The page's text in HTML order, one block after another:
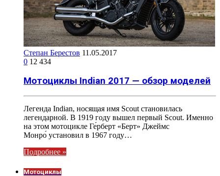
Степан Берестов 11.05.2017
0 12 434
Мотоциклы Indian 2017 — обзор моделей
Легенда Indian, носящая имя Scout становилась
легендарной. В 1919 году вышел первый Scout. Именно
на этом мотоцикле Ге́рберт «Берт» Джеймс
Монро́ установил в 1967 году…
Подробнее »
Мотоциклы